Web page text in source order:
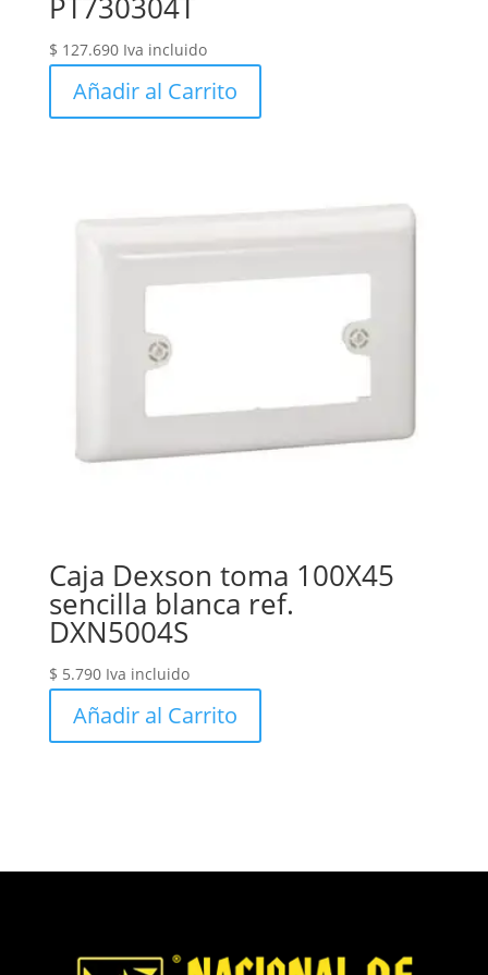
PT730304T
$ 127.690 Iva incluido
Añadir al Carrito
Caja Dexson toma 100X45
sencilla blanca ref.
DXN5004S
$ 5.790 Iva incluido
Añadir al Carrito